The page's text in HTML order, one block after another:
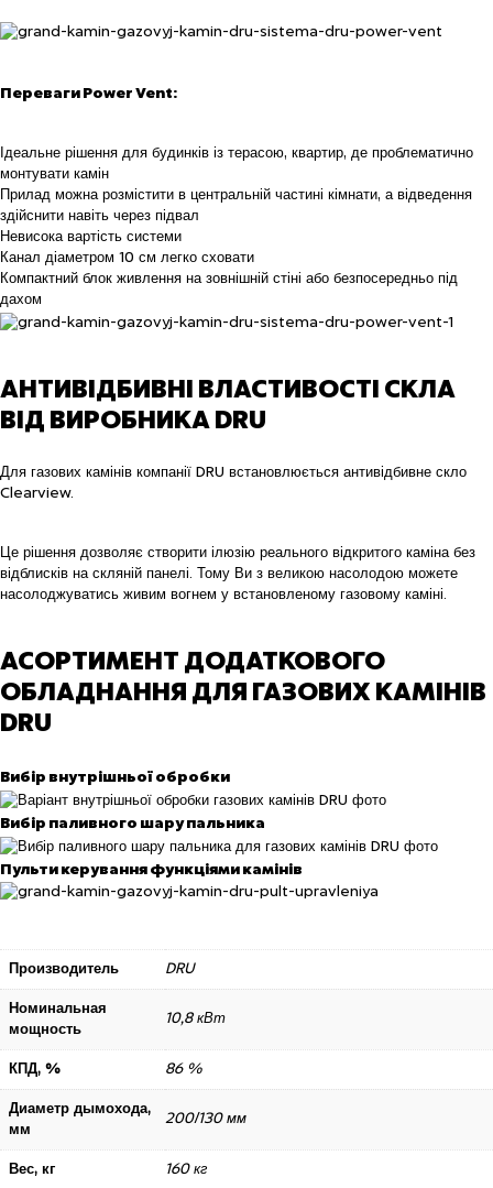
Переваги Power Vent:
Ідеальне рішення для будинків із терасою, квартир, де проблематично
монтувати камін
Прилад можна розмістити в центральній частині кімнати, а відведення
здійснити навіть через підвал
Невисока вартість системи
Канал діаметром 10 см легко сховати
Компактний блок живлення на зовнішній стіні або безпосередньо під
дахом
АНТИВІДБИВНІ ВЛАСТИВОСТІ СКЛА
ВІД ВИРОБНИКА DRU
Для газових камінів компанії DRU встановлюється антивідбивне скло
Clearview.
Це рішення дозволяє створити ілюзію реального відкритого каміна без
відблисків на скляній панелі. Тому Ви з великою насолодою можете
насолоджуватись живим вогнем у встановленому газовому каміні.
АСОРТИМЕНТ ДОДАТКОВОГО
ОБЛАДНАННЯ ДЛЯ ГАЗОВИХ КАМІНІВ
DRU
Вибір внутрішньої обробки
Вибір паливного шару пальника
Пульти керування функціями камінів
Производитель DRU
Номинальная
мощность
10,8 кВт
КПД, % 86 %
Диаметр дымохода,
мм
200/130 мм
Вес, кг 160 кг